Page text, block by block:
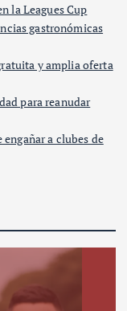
la Leagues Cup
gastronómicas
y amplia oferta
para reanudar
engañar a clubes de